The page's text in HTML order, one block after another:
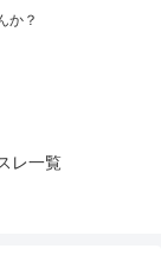
か？
レ一覧